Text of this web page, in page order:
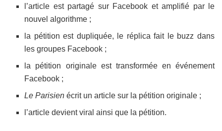
l’article est partagé sur Facebook et amplifié par le
nouvel algorithme ;
la pétition est dupliquée, le réplica fait le buzz dans
les groupes Facebook ;
la pétition originale est transformée en événement
Facebook ;
Le Parisien écrit un article sur la pétition originale ;
l’article devient viral ainsi que la pétition.